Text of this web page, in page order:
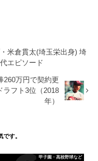
米倉貫太(埼玉栄出身) 埼
エピソード
260万円で契約更
ラフト3位（2018
年）
す。
甲子園・高校野球など